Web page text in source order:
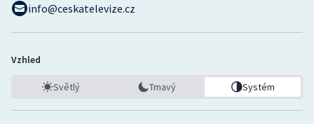
info@ceskatelevize.cz
Vzhled
Světlý Tmavý Systém